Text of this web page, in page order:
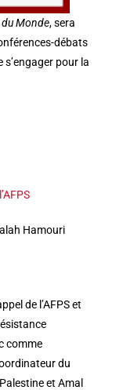
du Monde, sera
débats
pour la
Hamouri
de l’AFPS et
comme
du
et Amal